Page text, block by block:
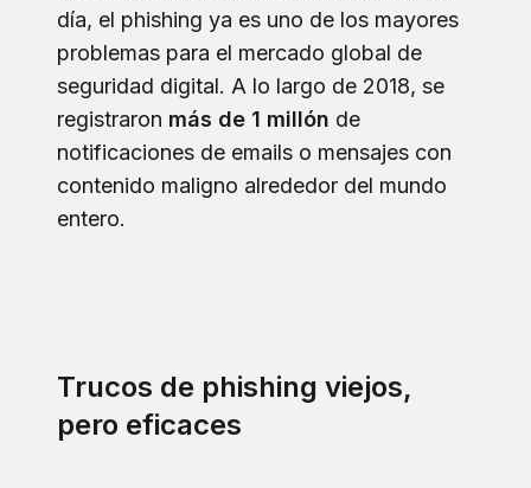
día, el phishing ya es uno de los mayores
problemas para el mercado global de
seguridad digital. A lo largo de 2018, se
registraron más de 1 millón de
notificaciones de emails o mensajes con
contenido maligno alrededor del mundo
entero.
Trucos de phishing viejos,
pero eficaces